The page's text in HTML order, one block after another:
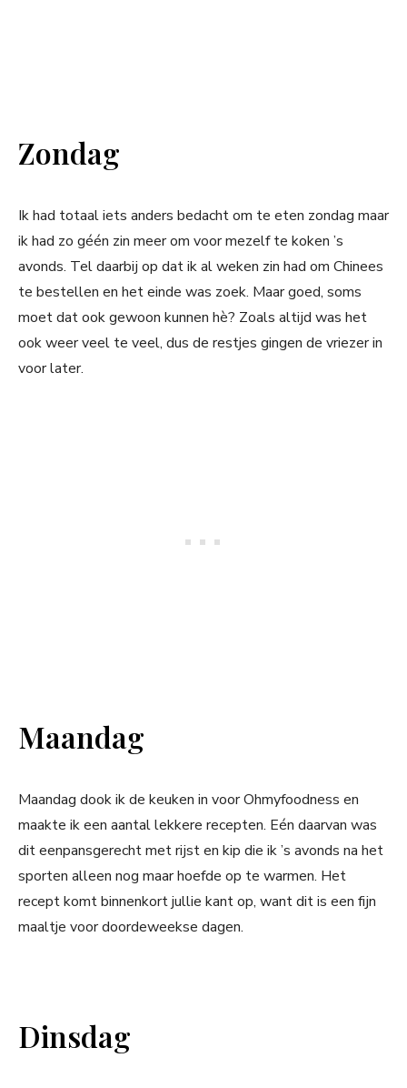
Zondag
Ik had totaal iets anders bedacht om te eten zondag maar
ik had zo géén zin meer om voor mezelf te koken ’s
avonds. Tel daarbij op dat ik al weken zin had om Chinees
te bestellen en het einde was zoek. Maar goed, soms
moet dat ook gewoon kunnen hè? Zoals altijd was het
ook weer veel te veel, dus de restjes gingen de vriezer in
voor later.
Maandag
Maandag dook ik de keuken in voor Ohmyfoodness en
maakte ik een aantal lekkere recepten. Eén daarvan was
dit eenpansgerecht met rijst en kip die ik ’s avonds na het
sporten alleen nog maar hoefde op te warmen. Het
recept komt binnenkort jullie kant op, want dit is een fijn
maaltje voor doordeweekse dagen.
Dinsdag